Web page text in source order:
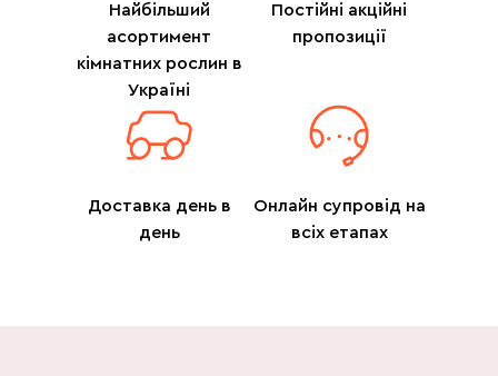
Найбільший
асортимент
кімнатних рослин в
Україні
Постійні акційні
пропозиції
Доставка день в
день
Онлайн супровід на
всіх етапах